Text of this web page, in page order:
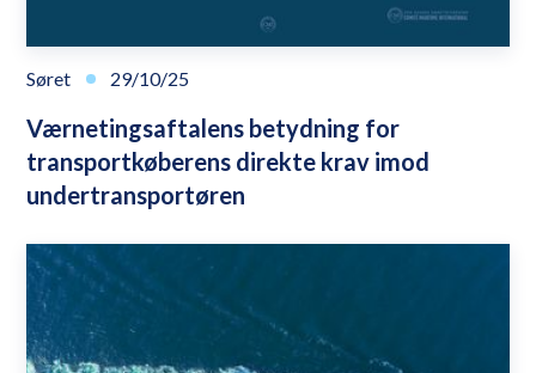
Søret 29/10/25
Værnetingsaftalens betydning for
transportkøberens direkte krav imod
undertransportøren